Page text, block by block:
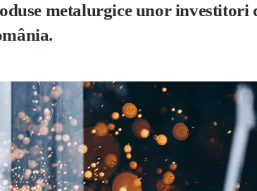
metalurgice unor investitori